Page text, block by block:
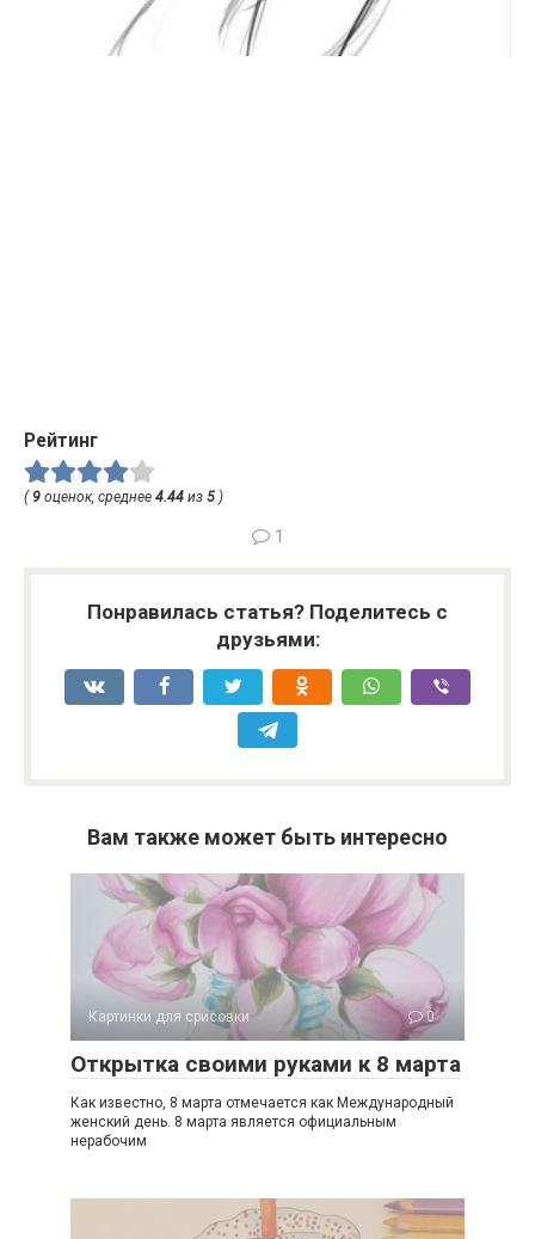
Рейтинг
( 9 оценок, среднее 4.44 из 5 )
1
Понравилась статья? Поделитесь с
друзьями:
Вам также может быть интересно
Картинки для срисовки 0
Открытка своими руками к 8 марта
Как известно, 8 марта отмечается как Международный
женский день. 8 марта является официальным
нерабочим